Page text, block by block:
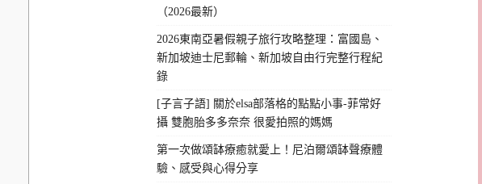
（2026最新）
2026東南亞暑假親子旅行攻略整理：富國島、
新加坡迪士尼郵輪、新加坡自由行完整行程紀
錄
[子言子語] 關於elsa部落格的點點小事-菲常好
攝 雙胞胎多多奈奈 很愛拍照的媽媽
第一次做頌缽療癒就愛上！尼泊爾頌缽聲療體
驗、感受與心得分享